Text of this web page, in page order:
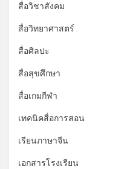
สื่อวิชาสังคม
สื่อวิทยาศาสตร์
สื่อศิลปะ
สื่อสุขศึกษา
สื่อเกมกีฬา
เทคนิคสื่อการสอน
เรียนภาษาจีน
เอกสารโรงเรียน